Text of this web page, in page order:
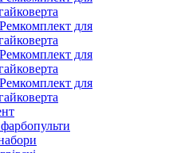
для
для
для